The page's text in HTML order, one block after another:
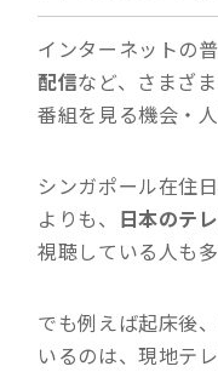
インターネットの
配信など、さまざ
番組を見る機会・
シンガポール在住
よりも、 日本のテ
視聴している人も
でも例えば起床後
いるのは、現地テ